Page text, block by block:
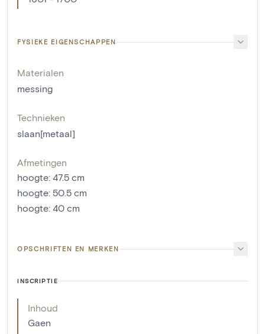
FYSIEKE EIGENSCHAPPEN
Materialen
messing
Technieken
slaan[metaal]
Afmetingen
hoogte: 47.5 cm
hoogte: 50.5 cm
hoogte: 40 cm
OPSCHRIFTEN EN MERKEN
INSCRIPTIE
Inhoud
Gaen